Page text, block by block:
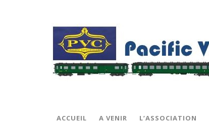
ACCUEIL A VENIR L’ASSOCIATION